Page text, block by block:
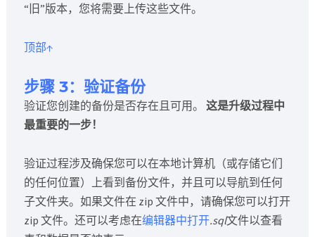
“旧”版本，您将需要上传这些文件。
顶部↑
步骤 3：验证备份
验证您创建的备份是否存在且可用。 这是升级过程中
最重要的一步！
验证过程涉及确保您可以在本地计算机（或存储它们
的任何位置）上看到备份文件，并且可以导航到任何
子文件夹。如果文件在 zip 文件中，请确保您可以打开
zip 文件。还可以考虑在编辑器中打开.sql文件以查看